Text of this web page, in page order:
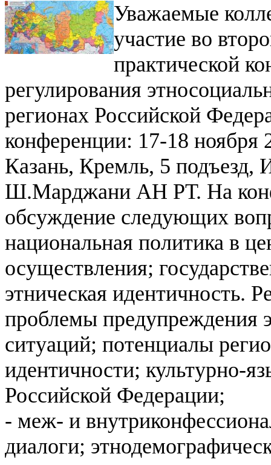
Уважаемые
участие во
практической
регулирования
регионах Российской
конференции: 17-18 ноября
Казань, Кремль, 5 подъезд,
Ш.Марджани АН РТ. На
обсуждение следующих
национальная политика в
осуществления;
этническая идентичность.
проблемы предупреждения
ситуаций; потенциалы
идентичности; культурно-
Российской Федерации;
- меж- и
диалоги;